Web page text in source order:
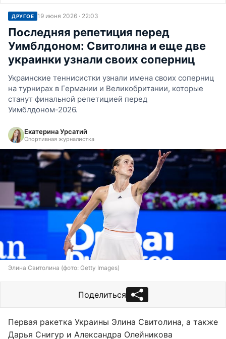
ДРУГОЕ 19 июня 2026 · 22:03
Последняя репетиция перед
Уимблдоном: Свитолина и еще две
украинки узнали своих соперниц
Украинские теннисистки узнали имена своих соперниц
на турнирах в Германии и Великобритании, которые
станут финальной репетицией перед
Уимблдоном-2026.
Екатерина Урсатий
Спортивная журналистка
Элина Свитолина (фото: Getty Images)
Поделиться
Первая ракетка Украины Элина Свитолина, а также
Дарья Снигур и Александра Олейникова